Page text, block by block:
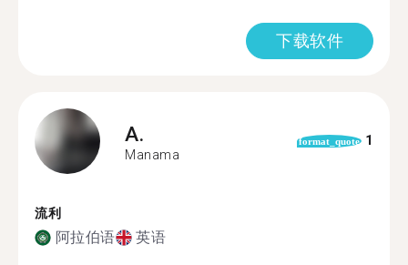
下载软件
A.
Manama
format_quote 1
流利
阿拉伯语 英语